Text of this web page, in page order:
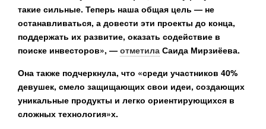
такие сильные. Теперь наша общая цель — не
останавливаться, а довести эти проекты до конца,
поддержать их развитие, оказать содействие в
поиске инвесторов», — отметила Саида Мирзиёева.
Она также подчеркнула, что «среди участников 40%
девушек, смело защищающих свои идеи, создающих
уникальные продукты и легко ориентирующихся в
сложных технология»х.